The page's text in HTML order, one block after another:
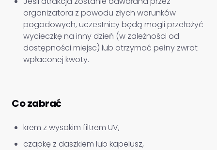
organizatora z powodu złych warunków
pogodowych, uczestnicy będą mogli przełożyć
wycieczkę na inny dzień (w zależności od
dostępności miejsc) lub otrzymać pełny zwrot
wpłaconej kwoty.
Co zabrać
krem z wysokim filtrem UV,
czapkę z daszkiem lub kapelusz,